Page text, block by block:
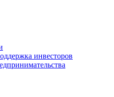
инвесторов